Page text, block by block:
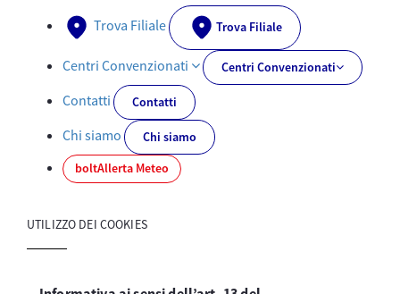
Trova Filiale Trova Filiale
Centri Convenzionati Centri Convenzionati
Contatti Contatti
Chi siamo
Chi siamo
boltAllerta Meteo
UTILIZZO DEI COOKIES